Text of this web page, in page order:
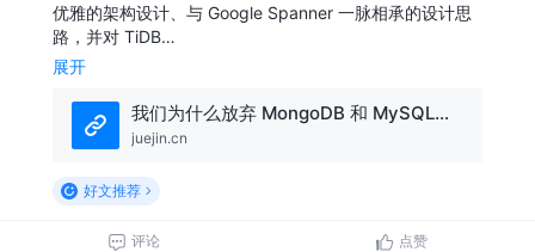
优雅的架构设计、与 Google Spanner 一脉相承的设计思
路，并对 TiDB…
展开
我们为什么放弃 MongoDB 和 MySQL，选择 TiDB
juejin.cn
好文推荐
评论 点赞